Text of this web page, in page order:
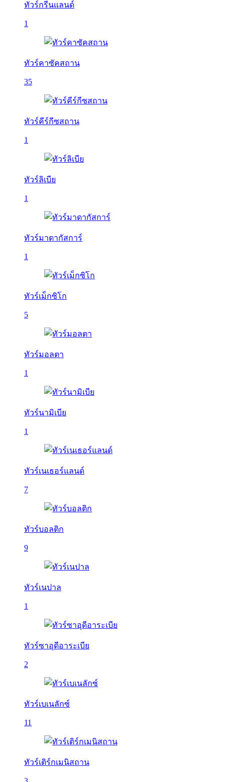
ทัวร์กรีนแลนด์
1
ทัวร์คาซัคสถาน
35
ทัวร์คีร์กีซสถาน
1
ทัวร์ลิเบีย
1
ทัวร์มาดากัสการ์
1
ทัวร์เม็กซิโก
5
ทัวร์มอลตา
1
ทัวร์นามิเบีย
1
ทัวร์เนเธอร์แลนด์
7
ทัวร์บอลติก
9
ทัวร์เนปาล
1
ทัวร์ซาอุดีอาระเบีย
2
ทัวร์เบเนลักซ์
11
ทัวร์เติร์กเมนิสถาน